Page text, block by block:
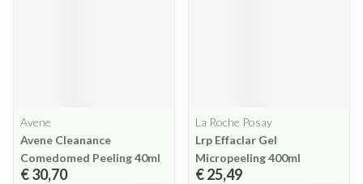
Avene
Avene Cleanance
Comedomed Peeling 40ml
€ 30,70
La Roche Posay
Lrp Effaclar Gel
Micropeeling 400ml
€ 25,49